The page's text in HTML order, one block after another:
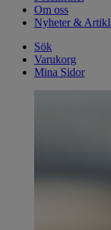
Om oss
Nyheter &
Sök
Varukorg
Mina Sidor